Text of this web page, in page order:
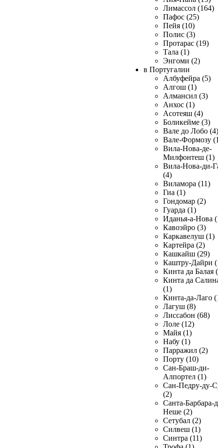
Лимассол (164)
Пафос (25)
Пейя (10)
Полис (3)
Протарас (19)
Тала (1)
Энгоми (2)
в Португалии
Албуфейра (5)
Алгош (1)
Алмансил (3)
Анхос (1)
Асотеяш (4)
Боликейме (3)
Вале до Лобо (4)
Вале-Формозу
Вила-Нова-де-
Милфонтеш (1)
Вила-Нова-ди-
(4)
Виламора (11)
Гиа (1)
Гондомар (2)
Гуарда (1)
Иданья-а-Нова
Кавоэйро (3)
Каркавелуш (1)
Картейра (2)
Кашкайш (29)
Каштру-Дайри
Кинта да Балая
Кинта да
(1)
Кинта-да-Лаго
Лагуш (8)
Лиссабон (68)
Лоле (12)
Майя (1)
Набу (1)
Парражил (2)
Порту (10)
Сан-Браш-ди-
Алпортел (1)
Сан-Педру-ду-
(2)
Санта-Барбара-
Неше (2)
Сетубал (2)
Силвеш (1)
Синтра (11)